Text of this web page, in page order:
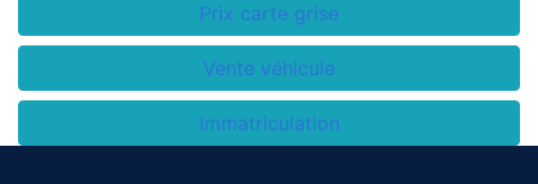
Prix carte grise
Vente véhicule
Immatriculation